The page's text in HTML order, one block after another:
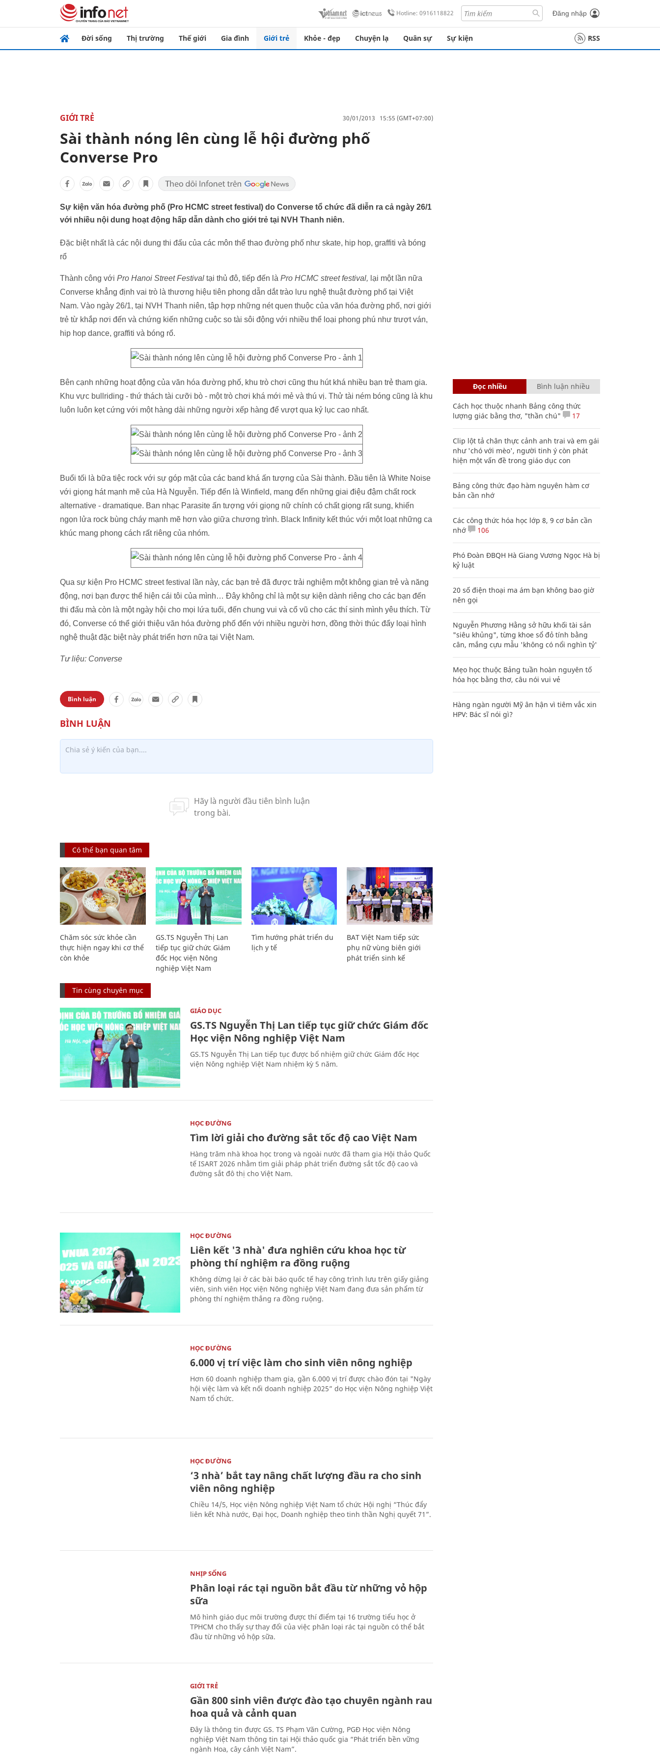
Hotline: 0916118822 Đăng nhập
Đời sống Thị trường Thế giới Gia đình Giới trẻ Khỏe - đẹp Chuyện lạ Quân sự Sự kiện RSS
GIỚI TRẺ 30/01/2013 15:55 (GMT+07:00)
Sài thành nóng lên cùng lễ hội đường phố
Converse Pro
Sự kiện văn hóa đường phố (Pro HCMC street festival) do Converse tổ chức đã diễn ra cả ngày 26/1
với nhiều nội dung hoạt động hấp dẫn dành cho giới trẻ tại NVH Thanh niên.
Đặc biệt nhất là các nội dung thi đấu của các môn thể thao đường phố như skate, hip hop, graffiti và bóng
rổ
Thành công với Pro Hanoi Street Festival tại thủ đô, tiếp đến là Pro HCMC street festival, lại một lần nữa
Converse khẳng định vai trò là thương hiệu tiên phong dẫn dắt trào lưu nghệ thuật đường phố tại Việt
Nam. Vào ngày 26/1, tại NVH Thanh niên, tập hợp những nét quen thuộc của văn hóa đường phố, nơi giới
trẻ từ khắp nơi đến và chứng kiến những cuộc so tài sôi động với nhiều thể loại phong phú như trượt ván,
hip hop dance, graffiti và bóng rổ.
Bên cạnh những hoạt động của văn hóa đường phố, khu trò chơi cũng thu hút khá nhiều bạn trẻ tham gia.
Khu vực bullriding - thứ thách tài cưỡi bò - một trò chơi khá mới mẻ và thú vị. Thử tài ném bóng cũng là khu
luôn luôn kẹt cứng với một hàng dài những người xếp hàng để vượt qua kỷ lục cao nhất.
Buổi tối là bữa tiệc rock với sự góp mặt của các band khá ấn tượng của Sài thành. Đầu tiên là White Noise
với giọng hát mạnh mẽ của Hà Nguyễn. Tiếp đến là Winfield, mang đến những giai điệu đậm chất rock
alternative - dramatique. Ban nhạc Parasite ấn tượng với giọng nữ chính có chất giọng rất sung, khiến
ngọn lửa rock bùng cháy mạnh mẽ hơn vào giữa chương trình. Black Infinity kết thúc với một loạt những ca
khúc mang phong cách rất riêng của nhóm.
Qua sự kiện Pro HCMC street festival lần này, các bạn trẻ đã được trải nghiệm một không gian trẻ và năng
động, nơi bạn được thể hiện cái tôi của mình… Đây không chỉ là một sự kiện dành riêng cho các bạn đến
thi đấu mà còn là một ngày hội cho mọi lứa tuổi, đến chung vui và cổ vũ cho các thí sinh mình yêu thích. Từ
đó, Converse có thể giới thiệu văn hóa đường phố đến với nhiều người hơn, đồng thời thúc đẩy loại hình
nghệ thuật đặc biệt này phát triển hơn nữa tại Việt Nam.
Tư liệu: Converse
Bình luận
Có thể bạn quan tâm
Chăm sóc sức khỏe cần
thực hiện ngay khi cơ thể
còn khỏe
GS.TS Nguyễn Thị Lan
tiếp tục giữ chức Giám
đốc Học viện Nông
nghiệp Việt Nam
Tìm hướng phát triển du
lịch y tế
BAT Việt Nam tiếp sức
phụ nữ vùng biên giới
phát triển sinh kế
Tin cùng chuyên mục
GIÁO DỤC
GS.TS Nguyễn Thị Lan tiếp tục giữ chức Giám đốc
Học viện Nông nghiệp Việt Nam
GS.TS Nguyễn Thị Lan tiếp tục được bổ nhiệm giữ chức Giám đốc Học
viện Nông nghiệp Việt Nam nhiệm kỳ 5 năm.
HỌC ĐƯỜNG
Tìm lời giải cho đường sắt tốc độ cao Việt Nam
Hàng trăm nhà khoa học trong và ngoài nước đã tham gia Hội thảo Quốc
tế ISART 2026 nhằm tìm giải pháp phát triển đường sắt tốc độ cao và
đường sắt đô thị cho Việt Nam.
HỌC ĐƯỜNG
Liên kết '3 nhà' đưa nghiên cứu khoa học từ
phòng thí nghiệm ra đồng ruộng
Không dừng lại ở các bài báo quốc tế hay công trình lưu trên giấy giảng
viên, sinh viên Học viện Nông nghiệp Việt Nam đang đưa sản phẩm từ
phòng thí nghiệm thẳng ra đồng ruộng.
HỌC ĐƯỜNG
6.000 vị trí việc làm cho sinh viên nông nghiệp
Hơn 60 doanh nghiệp tham gia, gần 6.000 vị trí được chào đón tại "Ngày
hội việc làm và kết nối doanh nghiệp 2025” do Học viện Nông nghiệp Việt
Nam tổ chức.
HỌC ĐƯỜNG
‘3 nhà’ bắt tay nâng chất lượng đầu ra cho sinh
viên nông nghiệp
Chiều 14/5, Học viện Nông nghiệp Việt Nam tổ chức Hội nghị “Thúc đẩy
liên kết Nhà nước, Đại học, Doanh nghiệp theo tinh thần Nghị quyết 71”.
NHỊP SỐNG
Phân loại rác tại nguồn bắt đầu từ những vỏ hộp
sữa
Mô hình giáo dục môi trường được thí điểm tại 16 trường tiểu học ở
TPHCM cho thấy sự thay đổi của việc phân loại rác tại nguồn có thể bắt
đầu từ những vỏ hộp sữa.
GIỚI TRẺ
Gần 800 sinh viên được đào tạo chuyên ngành rau
hoa quả và cảnh quan
Đây là thông tin được GS. TS Phạm Văn Cường, PGĐ Học viện Nông
nghiệp Việt Nam thông tin tại Hội thảo quốc gia “Phát triển bền vững
ngành Hoa, cây cảnh Việt Nam”.
Đọc nhiều Bình luận nhiều
Cách học thuộc nhanh Bảng công thức
lượng giác bằng thơ, "thần chú"
17
Clip lột tả chân thực cảnh anh trai và em gái
như 'chó với mèo', người tinh ý còn phát
hiện một vấn đề trong giáo dục con
Bảng công thức đạo hàm nguyên hàm cơ
bản cần nhớ
Các công thức hóa học lớp 8, 9 cơ bản cần
nhớ
106
Phó Đoàn ĐBQH Hà Giang Vương Ngọc Hà bị
kỷ luật
20 số điện thoại ma ám bạn không bao giờ
nên gọi
Nguyễn Phương Hằng sở hữu khối tài sản
"siêu khủng", từng khoe sổ đỏ tính bằng
cân, mắng cựu mẫu 'không có nổi nghìn tỷ'
Mẹo học thuộc Bảng tuần hoàn nguyên tố
hóa học bằng thơ, câu nói vui vẻ
Hàng ngàn người Mỹ ân hận vì tiêm vắc xin
HPV: Bác sĩ nói gì?